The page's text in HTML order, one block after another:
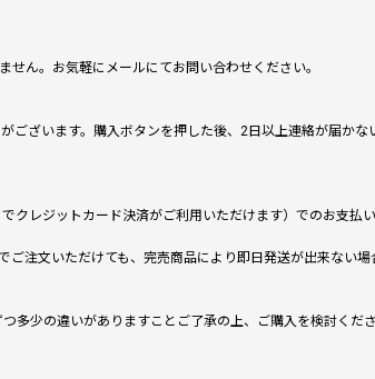
ん。お気軽にメールにてお問い合わせください。
ざいます。購入ボタンを押した後、2日以上連絡が届か
レジットカード決済がご利用いただけます）でのお支払
注文いただけても、完売商品により即日発送が出来ない
多少の違いがありますことご了承の上、ご購入を検討くださ